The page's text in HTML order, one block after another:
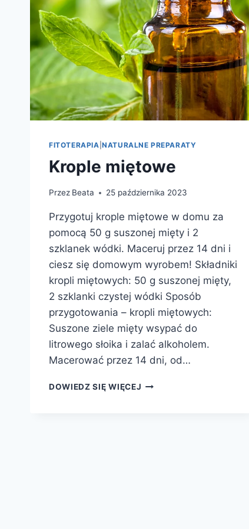
FITOTERAPIA |NATURALNE PREPARATY
Krople miętowe
Przez Beata 25 października 2023
Przygotuj krople miętowe w domu za
pomocą 50 g suszonej mięty i 2
szklanek wódki. Maceruj przez 14 dni i
ciesz się domowym wyrobem! Składniki
kropli miętowych: 50 g suszonej mięty,
2 szklanki czystej wódki Sposób
przygotowania – kropli miętowych:
Suszone ziele mięty wsypać do
litrowego słoika i zalać alkoholem.
Macerować przez 14 dni, od…
DOWIEDZ SIĘ WIĘCEJ KROPLE